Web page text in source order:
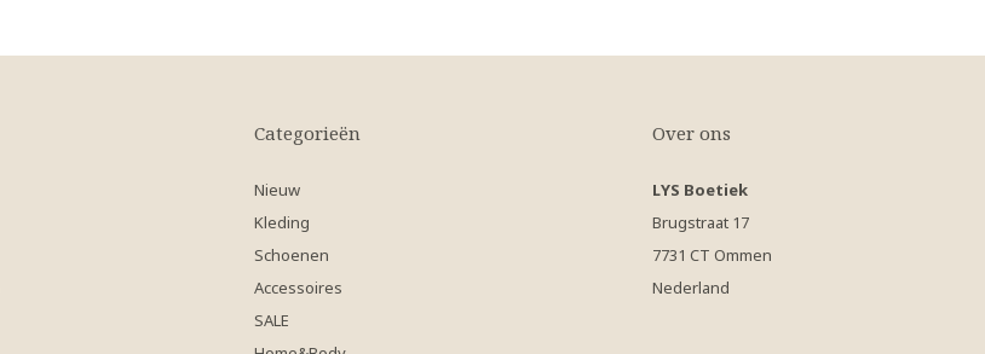
Categorieën
Nieuw
Kleding
Schoenen
Accessoires
SALE
Over ons
LYS Boetiek
Brugstraat 17
7731 CT Ommen
Nederland